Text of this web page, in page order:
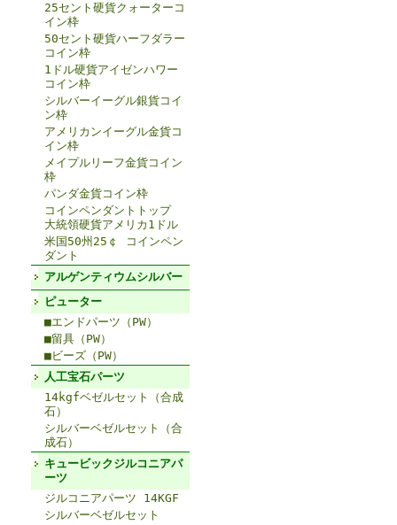
25セント硬貨クォーターコ
イン枠
50セント硬貨ハーフダラー
コイン枠
1ドル硬貨アイゼンハワー
コイン枠
シルバーイーグル銀貨コイ
ン枠
アメリカンイーグル金貨コ
イン枠
メイプルリーフ金貨コイン
枠
パンダ金貨コイン枠
コインペンダントトップ
大統領硬貨アメリカ1ドル
米国50州25￠ コインペン
ダント
アルゲンティウムシルバー
ピューター
■エンドパーツ（PW）
■留具（PW）
■ビーズ（PW）
人工宝石パーツ
14kgfベゼルセット（合成
石）
シルバーベゼルセット（合
成石）
キュービックジルコニアパ
ーツ
ジルコニアパーツ 14KGF
シルバーベゼルセット